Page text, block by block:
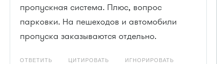
пропускная система. Плюс, вопрос
парковки. На пешеходов и автомобили
пропуска заказываются отдельно.
ОТВЕТИТЬ ЦИТИРОВАТЬ ИГНОРИРОВАТЬ